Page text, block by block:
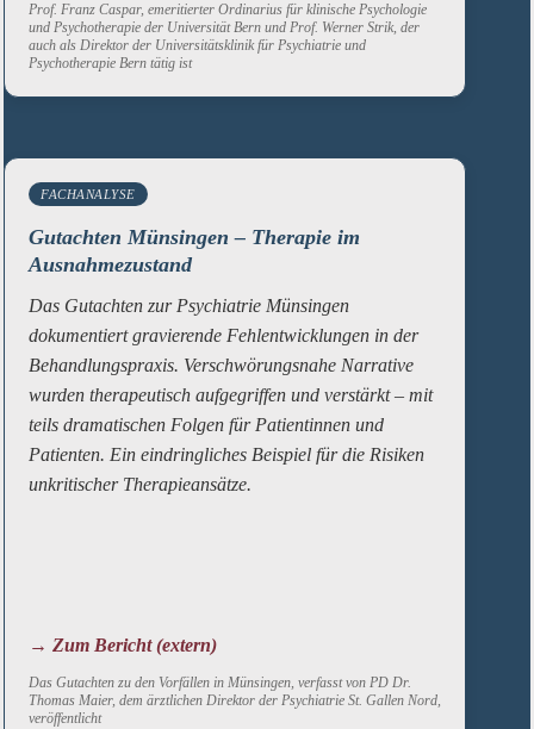
Prof. Franz Caspar, emeritierter Ordinarius für klinische Psychologie
und Psychotherapie der Universität Bern und Prof. Werner Strik, der
auch als Direktor der Universitätsklinik für Psychiatrie und
Psychotherapie Bern tätig ist
FACHANALYSE
Gutachten Münsingen – Therapie im
Ausnahmezustand
Das Gutachten zur Psychiatrie Münsingen
dokumentiert gravierende Fehlentwicklungen in der
Behandlungspraxis. Verschwörungsnahe Narrative
wurden therapeutisch aufgegriffen und verstärkt – mit
teils dramatischen Folgen für Patientinnen und
Patienten. Ein eindringliches Beispiel für die Risiken
unkritischer Therapieansätze.
→ Zum Bericht (extern)
Das Gutachten zu den Vorfällen in Münsingen, verfasst von PD Dr.
Thomas Maier, dem ärztlichen Direktor der Psychiatrie St. Gallen Nord,
veröffentlicht